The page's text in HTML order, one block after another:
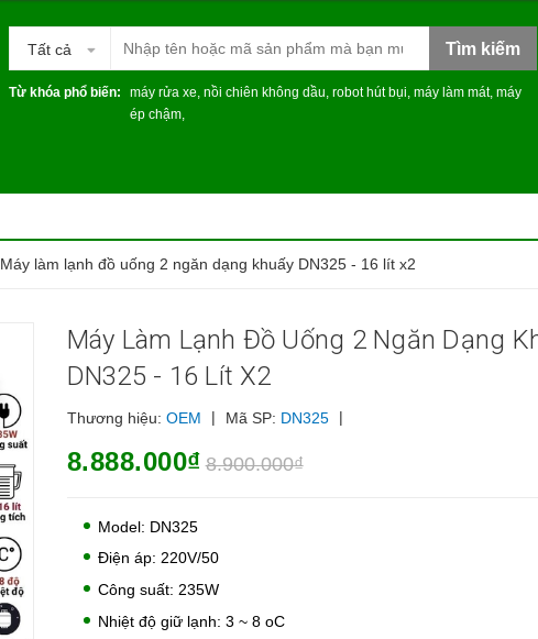
Tất cả Tìm kiếm
Từ khóa phổ biến: máy rửa xe, nồi chiên không dầu, robot hút bụi, máy làm mát, máy
ép chậm,
Máy làm lạnh đồ uống 2 ngăn dạng khuấy DN325 - 16 lít x2
Máy Làm Lạnh Đồ Uống 2 Ngăn Dạng
DN325 - 16 Lít X2
Thương hiệu: OEM | Mã SP: DN325 |
8.888.000₫ 8.900.000₫
Model: DN325
Điện áp: 220V/50
Công suất: 235W
Nhiệt độ giữ lạnh: 3 ~ 8 oC